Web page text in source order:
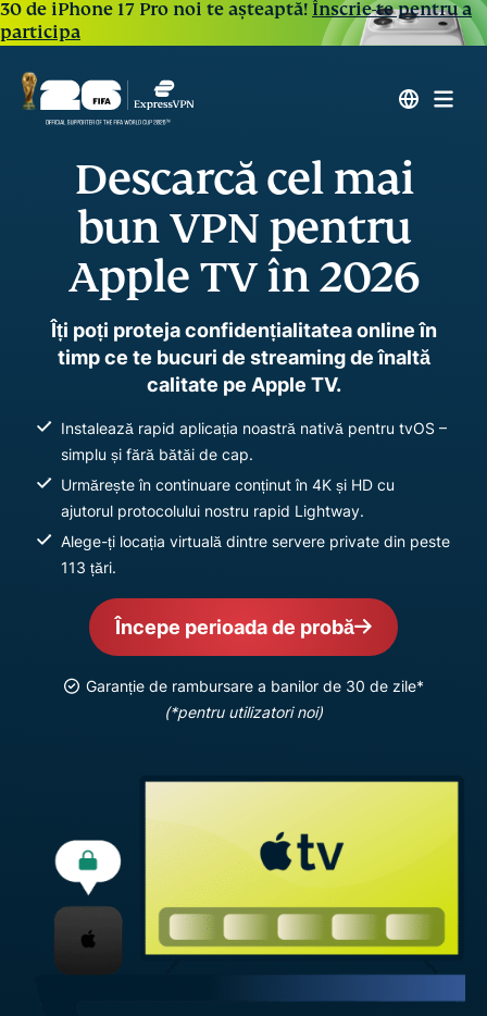
30 de iPhone 17 Pro noi te așteaptă! Înscrie-te pentru a
participa
Descarcă cel mai
bun VPN pentru
Apple TV în 2026
Îți poți proteja confidențialitatea online în
timp ce te bucuri de streaming de înaltă
calitate pe Apple TV.
Instalează rapid aplicația noastră nativă pentru tvOS –
simplu și fără bătăi de cap.
Urmărește în continuare conținut în 4K și HD cu
ajutorul protocolului nostru rapid Lightway.
Alege-ți locația virtuală dintre servere private din peste
113 țări.
Începe perioada de probă
Garanție de rambursare a banilor de 30 de zile*
(*pentru utilizatori noi)